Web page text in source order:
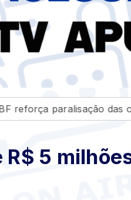
competições durante
5